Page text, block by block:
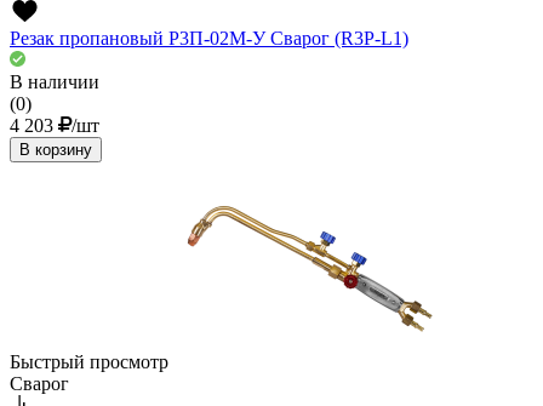
Резак пропановый Р3П-02М-У Сварог (R3P-L1)
В наличии
(0)
4 203
/шт
В корзину
Быстрый просмотр
Сварог